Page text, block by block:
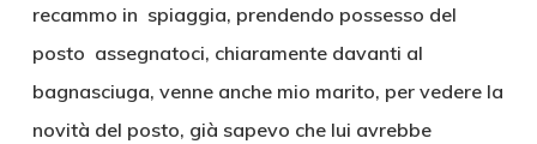
recammo in spiaggia, prendendo possesso del
posto assegnatoci, chiaramente davanti al
bagnasciuga, venne anche mio marito, per vedere la
novità del posto, già sapevo che lui avrebbe